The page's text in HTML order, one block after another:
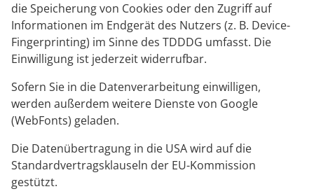
die Speicherung von Cookies oder den Zugriff auf
Informationen im Endgerät des Nutzers (z. B. Device-
Fingerprinting) im Sinne des TDDDG umfasst. Die
Einwilligung ist jederzeit widerrufbar.
Sofern Sie in die Datenverarbeitung einwilligen,
werden außerdem weitere Dienste von Google
(WebFonts) geladen.
Die Datenübertragung in die USA wird auf die
Standardvertragsklauseln der EU-Kommission
gestützt.